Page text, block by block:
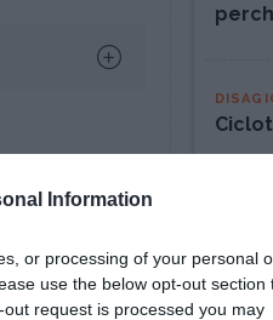
Information
or processing of your personal
use the below opt-out section
request is processed you may
una